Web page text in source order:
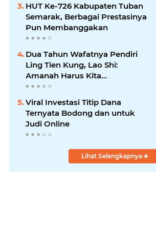
HUT Ke-726 Kabupaten Tuban
Semarak, Berbagai Prestasinya
Pun Membanggakan
Dua Tahun Wafatnya Pendiri
Ling Tien Kung, Lao Shi:
Amanah Harus Kita
Laksanakan!
Viral Investasi Titip Dana
Ternyata Bodong dan untuk
Judi Online
Lihat Selengkapnya